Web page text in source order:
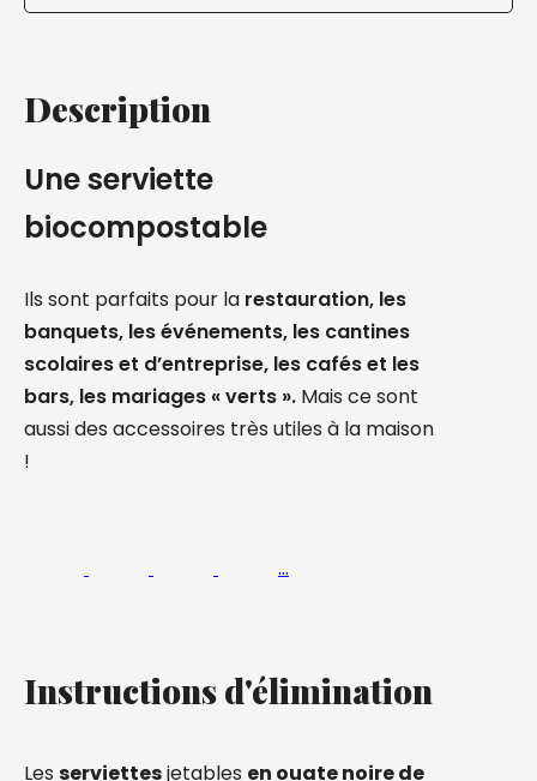
Description
Une serviette
biocompostable
Ils sont parfaits pour la restauration, les
banquets, les événements, les cantines
scolaires et d’entreprise, les cafés et les
bars, les mariages « verts ». Mais ce sont
aussi des accessoires très utiles à la maison
!
…
Instructions d'élimination
Les serviettesjetables en ouate noire de